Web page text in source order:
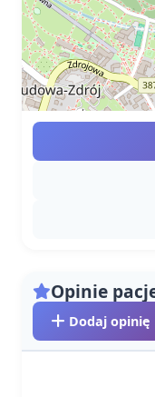
Opinie
Dodaj opinię